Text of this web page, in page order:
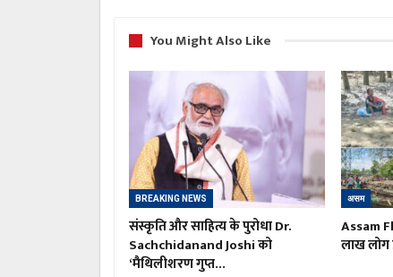
You Might Also Like
BREAKING NEWS
संस्कृति और साहित्य के पुरोधा Dr.
Sachchidanand Joshi को
‘मैथिलीशरण गुप्त…
असम
Assam
लाख लोग